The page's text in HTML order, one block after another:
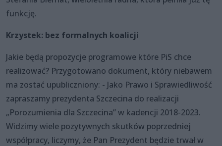
funkcję.
Krzystek: bez formalnych koalicji
Jakie będą propozycje programowe które PiS chce
realizować? Przygotowano dokument, który niebawem
ma zostać upubliczniony: - Jako Prawo i Sprawiedliwość
zapraszamy prezydenta Szczecina do realizacji
„Porozumienia dla Szczecina” w kadencji 2018-2023.
Widzimy wiele pozytywnych skutków poprzedniej
współpracy, liczymy, że Pan Prezydent będzie trwał w